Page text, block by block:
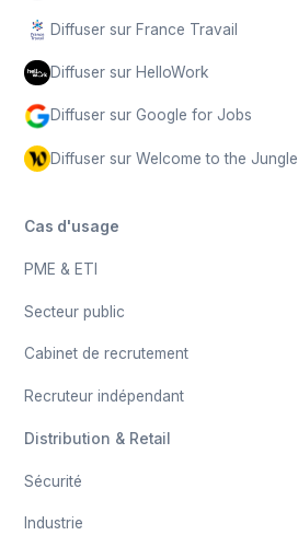
Diffuser sur France Travail
Diffuser sur HelloWork
Diffuser sur Google for Jobs
Diffuser sur Welcome to the Jungle
Cas d'usage
PME & ETI
Secteur public
Cabinet de recrutement
Recruteur indépendant
Distribution & Retail
Sécurité
Industrie